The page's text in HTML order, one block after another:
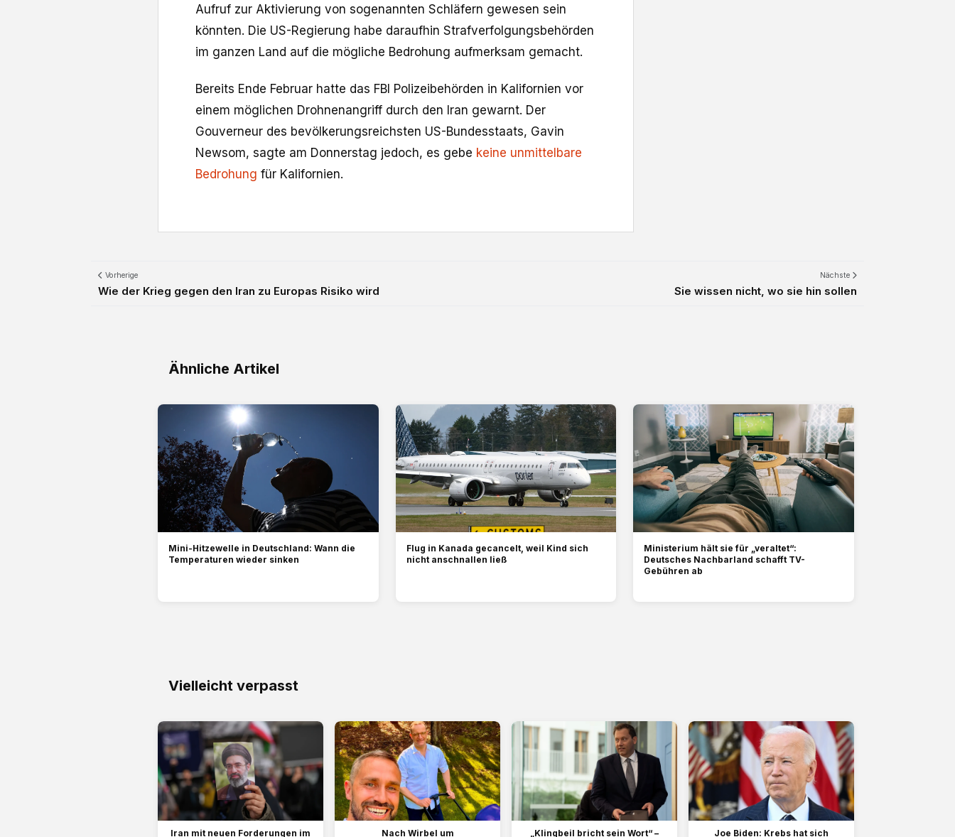
Aufruf zur Aktivierung von sogenannten Schläfern gewesen sein
könnten. Die US-Regierung habe daraufhin Strafverfolgungsbehörden
im ganzen Land auf die mögliche Bedrohung aufmerksam gemacht.
Bereits Ende Februar hatte das FBI Polizeibehörden in Kalifornien vor
einem möglichen Drohnenangriff durch den Iran gewarnt. Der
Gouverneur des bevölkerungsreichsten US-Bundesstaats, Gavin
Newsom, sagte am Donnerstag jedoch, es gebe keine unmittelbare
Bedrohung für Kalifornien.
Vorherige
Wie der Krieg gegen den Iran zu Europas Risiko wird
Nächste
Sie wissen nicht, wo sie hin sollen
Ähnliche Artikel
Mini-Hitzewelle in Deutschland: Wann die
Temperaturen wieder sinken
Flug in Kanada gecancelt, weil Kind sich
nicht anschnallen ließ
Ministerium hält sie für „veraltet“:
Deutsches Nachbarland schafft TV-
Gebühren ab
Vielleicht verpasst
Iran mit neuen Forderungen im Nach Wirbel um „Klingbeil bricht sein Wort“ – Joe Biden: Krebs hat sich